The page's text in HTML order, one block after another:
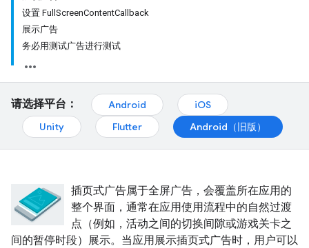
设置 FullScreenContentCallback
展示广告
务必用测试广告进行测试
请选择平台： Android
iOS
Unity
Flutter Android（旧版）
插页式广告属于全屏广告，会覆盖所在应用的
整个界面，通常在应用使用流程中的自然过渡
点（例如，活动之间的切换间隙或游戏关卡之
间的暂停时段）展示。当应用展示插页式广告时，用户可以